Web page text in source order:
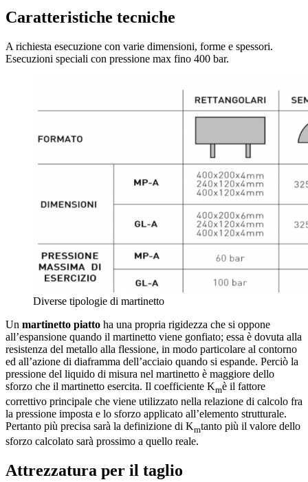
Caratteristiche tecniche
A richiesta esecuzione con varie dimensioni, forme e spessori.
Esecuzioni speciali con pressione max fino 400 bar.
Diverse tipologie di martinetto
Un martinetto piatto ha una propria rigidezza che si oppone
all’espansione quando il martinetto viene gonfiato; essa è dovuta alla
resistenza del metallo alla flessione, in modo particolare al contorno
ed all’azione di diaframma dell’acciaio quando si espande. Perciò la
pressione del liquido di misura nel martinetto è maggiore dello
sforzo che il martinetto esercita. Il coefficiente Kmè il fattore
correttivo principale che viene utilizzato nella relazione di calcolo fra
la pressione imposta e lo sforzo applicato all’elemento strutturale.
Pertanto più precisa sarà la definizione di Kmtanto più il valore dello
sforzo calcolato sarà prossimo a quello reale.
Attrezzatura per il taglio